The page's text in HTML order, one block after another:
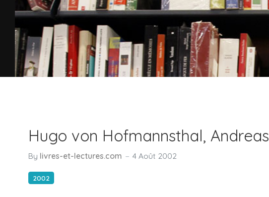
Hugo von Hofmannsthal, Andreas
By livres-et-lectures.com 4 Août 2002
2002